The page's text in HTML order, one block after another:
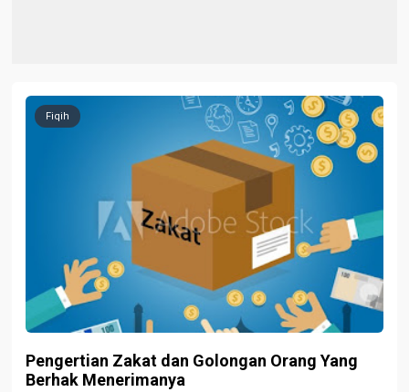
Fiqih
Pengertian Zakat dan Golongan Orang Yang
Berhak Menerimanya